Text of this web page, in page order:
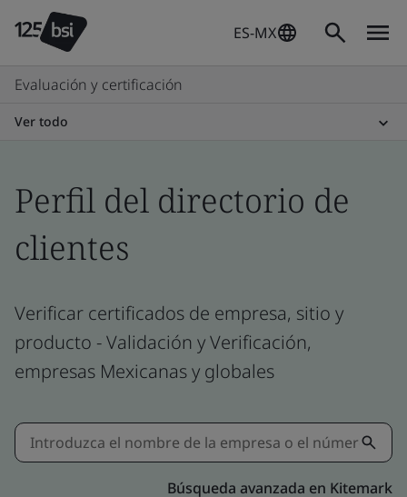
ES-MX
Evaluación y certificación
Ver todo
Perfil del directorio de
clientes
Verificar certificados de empresa, sitio y
producto - Validación y Verificación,
empresas Mexicanas y globales
Búsqueda avanzada en Kitemark